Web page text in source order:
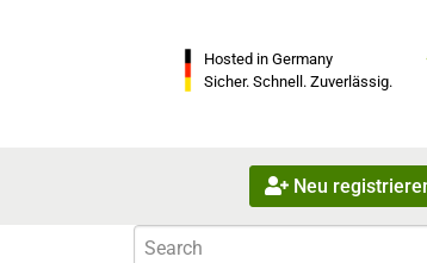
Hosted in Germany
Sicher. Schnell. Zuverlässig.
Neu